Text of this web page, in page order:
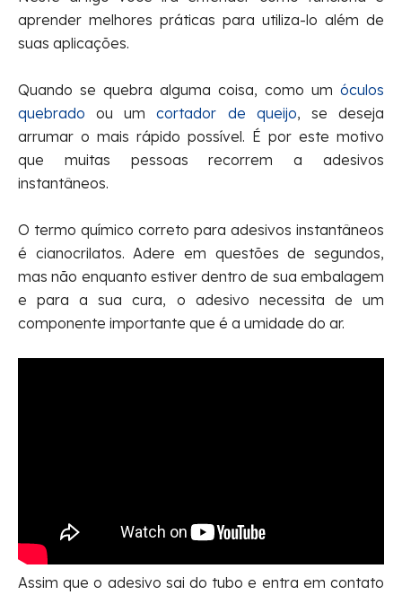
aprender melhores práticas para utiliza-lo além de
suas aplicações.
Quando se quebra alguma coisa, como um óculos
quebrado ou umcortador de queijo, se deseja
arrumar o mais rápido possível. É por este motivo
que muitas pessoas recorrem a adesivos
instantâneos.
O termo químico correto para adesivos instantâneos
é cianocrilatos. Adere em questões de segundos,
mas não enquanto estiver dentro de sua embalagem
e para a sua cura, o adesivo necessita de um
componente importante que é a umidade do ar.
Assim que o adesivo sai do tubo e entra em contato